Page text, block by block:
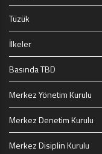
Tüzük
İlkeler
Basında TBD
Merkez Yönetim Kurulu
Merkez Denetim Kurulu
Merkez Disiplin Kurulu